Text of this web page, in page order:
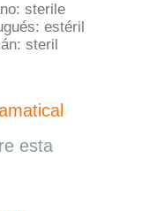
sterile
estéril
steril
esta